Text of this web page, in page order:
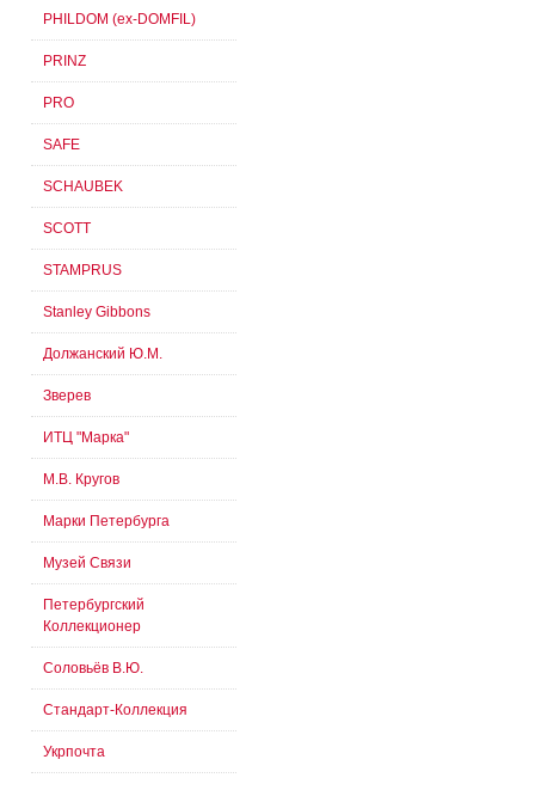
PHILDOM (ex-DOMFIL)
PRINZ
PRO
SAFE
SCHAUBEK
SCOTT
STAMPRUS
Stanley Gibbons
Должанский Ю.М.
Зверев
ИТЦ "Марка"
М.В. Кругов
Марки Петербурга
Музей Связи
Петербургский
Коллекционер
Соловьёв В.Ю.
Стандарт-Коллекция
Укрпочта